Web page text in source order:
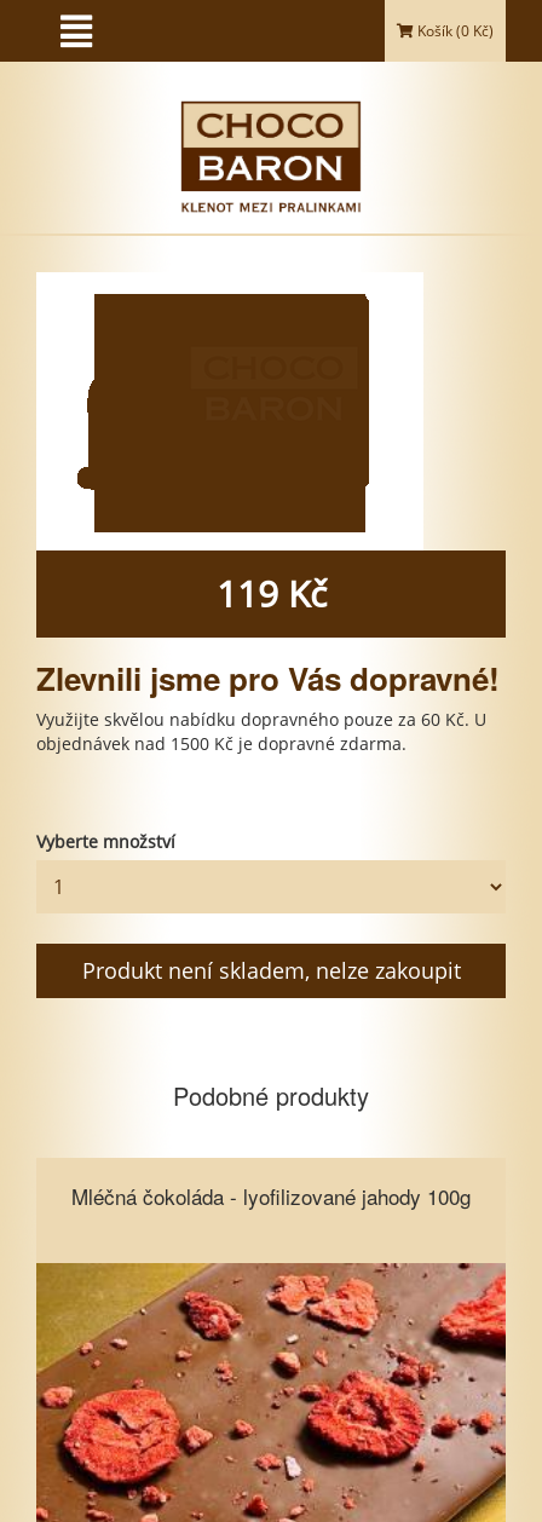
Košík (0 Kč)
119 Kč
Zlevnili jsme pro Vás dopravné!
Využijte skvělou nabídku dopravného pouze za 60 Kč. U
objednávek nad 1500 Kč je dopravné zdarma.
Vyberte množství
Produkt není skladem, nelze zakoupit
Podobné produkty
Mléčná čokoláda - lyofilizované jahody 100g
Mléčná čokoláda - lyofilizované
Vyberte množství
3
5
10